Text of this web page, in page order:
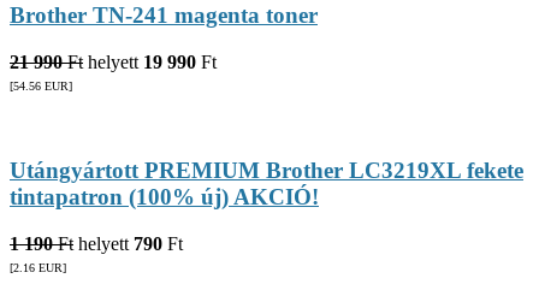
Brother TN-241 magenta toner
21 990 Ft helyett 19 990 Ft
[54.56 EUR]
Utángyártott PREMIUM Brother LC3219XL fekete
tintapatron (100% új) AKCIÓ!
1 190 Ft helyett 790 Ft
[2.16 EUR]